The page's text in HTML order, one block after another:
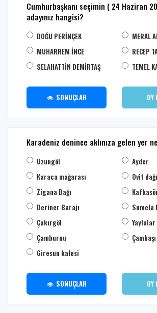
Cumhurbaşkanı seçimin ( 24 Haziran
adayınız hangisi?
DOĞU PERİNÇEK
MERAL
MUHARREM İNCE
RECEP
SELAHATTİN DEMİRTAŞ
TEMEL
SONUÇLAR OY
Karadeniz denince aklınıza gelen yer
Uzungöl
Ayder
Karaca mağarası
Ovit dağı
Zigana Dağı
Deriner Barajı
Sumela
Çakırgöl
Yaylalar
Çamburnu
Çambaşı
Giresun kalesi
SONUÇLAR OY